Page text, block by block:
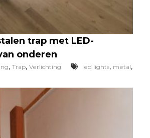
trap met LED-
onderen
,Trap,Verlichting led lights, metal,